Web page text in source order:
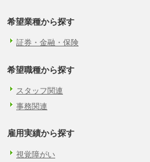
希望業種から探す
証券・金融・保険
希望職種から探す
スタッフ関連
事務関連
雇用実績から探す
視覚障がい